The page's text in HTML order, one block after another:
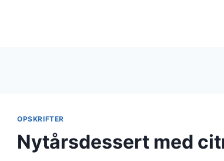
OPSKRIFTER
Nytårsdessert med